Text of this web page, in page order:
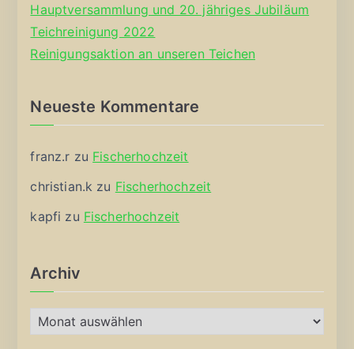
Hauptversammlung und 20. jähriges Jubiläum
Teichreinigung 2022
Reinigungsaktion an unseren Teichen
Neueste Kommentare
franz.r zu Fischerhochzeit
christian.k zu Fischerhochzeit
kapfi zu Fischerhochzeit
Archiv
r